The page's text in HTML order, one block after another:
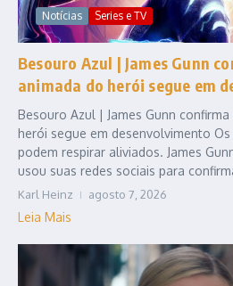
Notícias Series e TV
Besouro Azul | James Gunn
animada do herói segue em
Besouro Azul | James Gunn
herói segue em desenvolvimento
podem respirar aliviados. James
usou suas redes sociais para
Karl Heinz agosto 7, 2026
Leia Mais